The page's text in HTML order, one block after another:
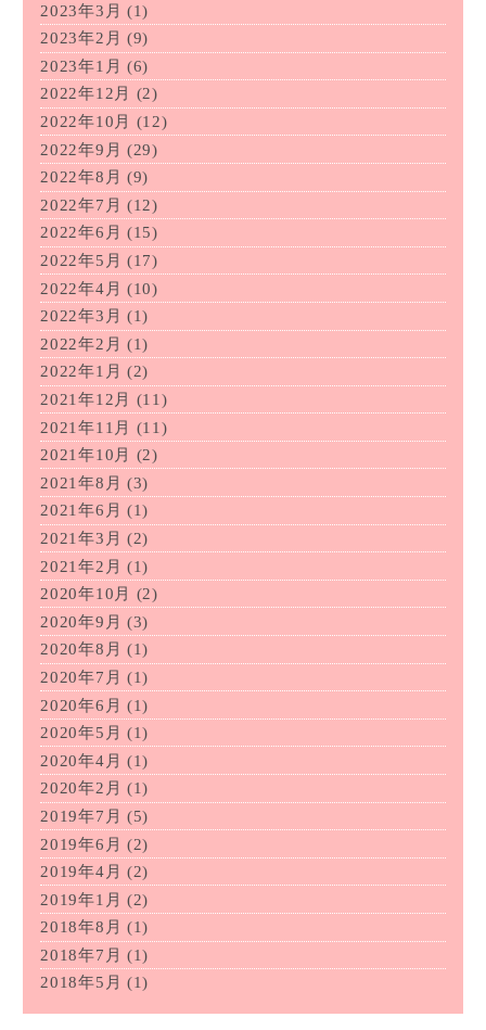
2023年3月 (1)
2023年2月 (9)
2023年1月 (6)
2022年12月
(2)
2022年10月
(12)
2022年9月 (29)
2022年8月 (9)
2022年7月 (12)
2022年6月 (15)
2022年5月 (17)
2022年4月 (10)
2022年3月 (1)
2022年2月 (1)
2022年1月 (2)
2021年12月
(11)
2021年11月 (11)
2021年10月
(2)
2021年8月 (3)
2021年6月 (1)
2021年3月 (2)
2021年2月 (1)
2020年10月
(2)
2020年9月 (3)
2020年8月 (1)
2020年7月 (1)
2020年6月 (1)
2020年5月 (1)
2020年4月 (1)
2020年2月 (1)
2019年7月 (5)
2019年6月 (2)
2019年4月 (2)
2019年1月 (2)
2018年8月 (1)
2018年7月 (1)
2018年5月 (1)